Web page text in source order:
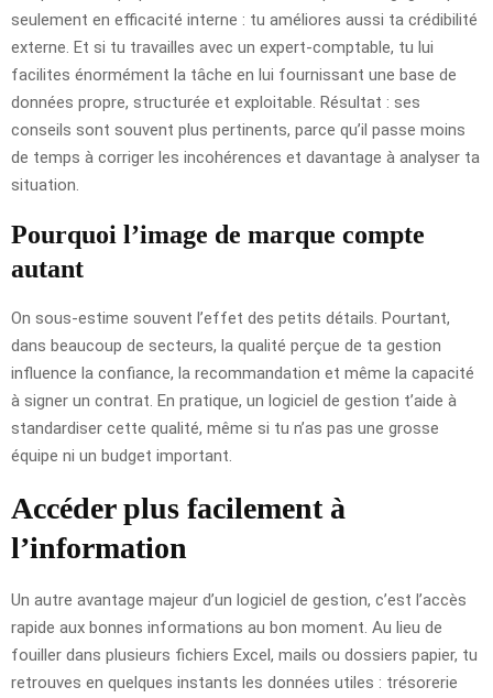
seulement en efficacité interne : tu améliores aussi ta crédibilité
externe. Et si tu travailles avec un expert-comptable, tu lui
facilites énormément la tâche en lui fournissant une base de
données propre, structurée et exploitable. Résultat : ses
conseils sont souvent plus pertinents, parce qu’il passe moins
de temps à corriger les incohérences et davantage à analyser ta
situation.
Pourquoi l’image de marque compte
autant
On sous-estime souvent l’effet des petits détails. Pourtant,
dans beaucoup de secteurs, la qualité perçue de ta gestion
influence la confiance, la recommandation et même la capacité
à signer un contrat. En pratique, un logiciel de gestion t’aide à
standardiser cette qualité, même si tu n’as pas une grosse
équipe ni un budget important.
Accéder plus facilement à
l’information
Un autre avantage majeur d’un logiciel de gestion, c’est l’accès
rapide aux bonnes informations au bon moment. Au lieu de
fouiller dans plusieurs fichiers Excel, mails ou dossiers papier, tu
retrouves en quelques instants les données utiles : trésorerie